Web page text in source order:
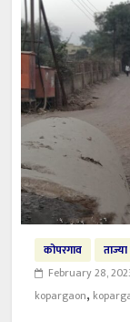
कोपरगाव
February 28,
kopargaon,